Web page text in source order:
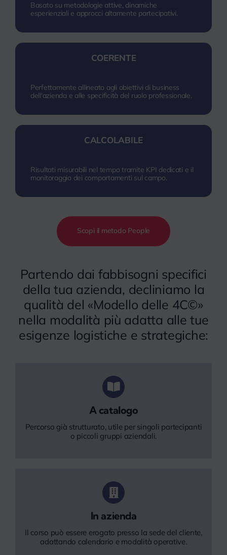
Basato su metodologie attive, dinamiche
esperienziali e approcci altamente partecipativi.
COERENTE
Perfettamente allineato agli obiettivi di business
dell'azienda e alle specificità del ruolo professionale.
CALCOLABILE
Risultati misurabili nel tempo tramite KPI dedicati e il
monitoraggio dei comportamenti sul campo.
Scopi il metodo People
Partendo dai fabbisogni specifici
della tua azienda, decliniamo la
qualità del «Modello delle 4C©»
nella modalità più adatta alle tue
esigenze logistiche e strategiche:
A catalogo
Percorso già strutturato, utile per singoli partecipanti
o piccoli gruppi aziendali.
In azienda
Il corso può essere erogato presso la sede del cliente,
adattando calendario e modalità operative.